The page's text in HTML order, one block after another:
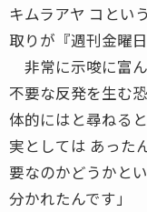
キムラアヤ コとい
取りが『週刊金曜
非常に示唆に富
不要な反発を生む
体的にはと尋ねる
実としては あった
要なのかどうかと
分かれたんです